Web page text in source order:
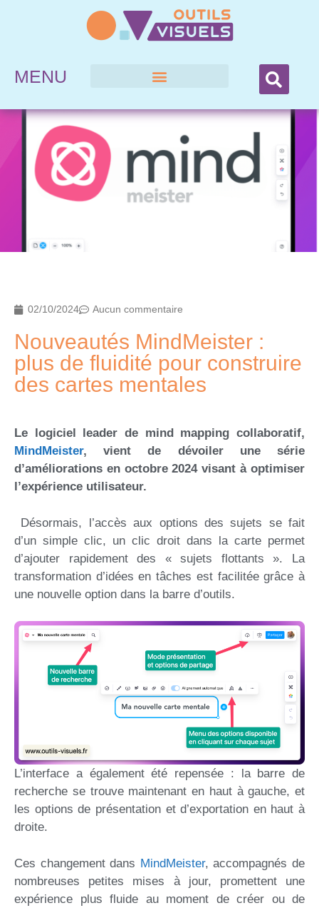
MENU
02/10/2024 Aucun commentaire
Nouveautés MindMeister :
plus de fluidité pour construire
des cartes mentales
Le logiciel leader de mind mapping collaboratif,
MindMeister, vient de dévoiler une série
d’améliorations en octobre 2024 visant à optimiser
l’expérience utilisateur.
Désormais, l’accès aux options des sujets se fait
d’un simple clic, un clic droit dans la carte permet
d’ajouter rapidement des « sujets flottants ». La
transformation d’idées en tâches est facilitée grâce à
une nouvelle option dans la barre d’outils.
L’interface a également été repensée : la barre de
recherche se trouve maintenant en haut à gauche, et
les options de présentation et d’exportation en haut à
droite.
Ces changement dans MindMeister, accompagnés de
nombreuses petites mises à jour, promettent une
expérience plus fluide au moment de créer ou de